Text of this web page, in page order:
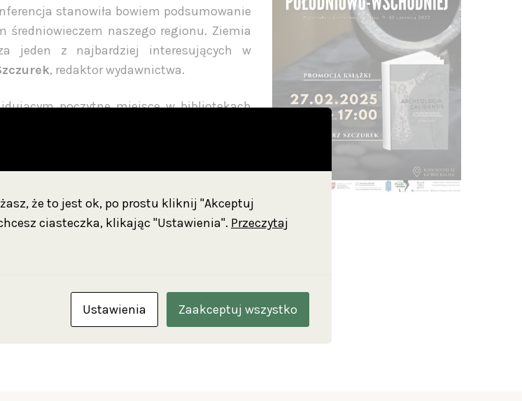
stanowiła bowiem podsumowanie
średniowieczem naszego regionu. Ziemia
jeden z najbardziej interesujących w
, redaktor wydawnictwa.
poczytne miejsce w bibliotekach
cenną wiedzę o przeszłości, ale też o
interesującego regionu” – dodaje
Kaliskiej, 27 lutego w czwartek o 17:00.
będzie można również posłuchać
Calisii. Dodatkową atrakcją będzie
ze szczególnym uwzględnieniem
że to jest ok, po prostu kliknij "Akceptuj
ciasteczka, klikając "Ustawienia". Przeczytaj
Ustawienia Zaakceptuj wszystko